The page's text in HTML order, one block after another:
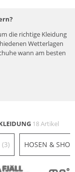
die richtige Kleidung
Wetterlagen
wann am besten
2nd LAYER
Die Wärmeschicht
18 Artikel
(3) HOSEN &